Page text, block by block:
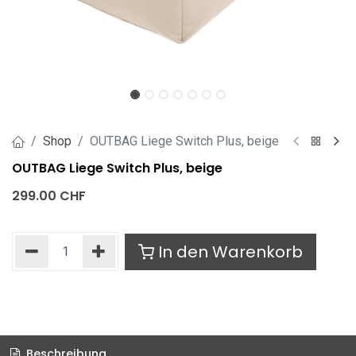
Shop OUTBAG Liege Switch Plus, beige
OUTBAG Liege Switch Plus, beige
299.00 CHF
In den Warenkorb